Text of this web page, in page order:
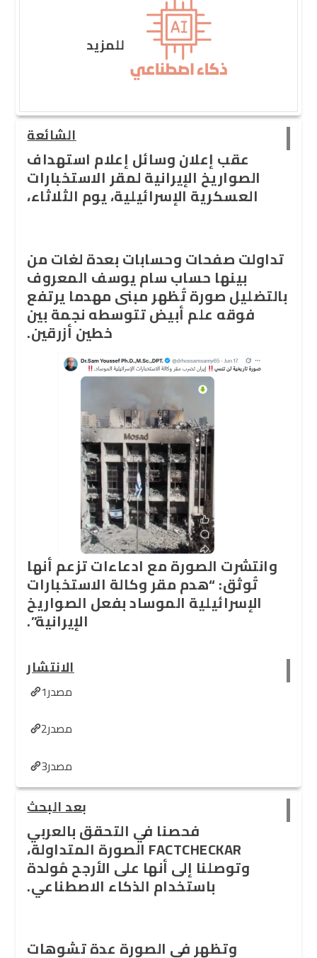
للمزيد
الشائعة
عقب إعلان وسائل إعلام استهداف
الصواريخ الإيرانية لمقر الاستخبارات
العسكرية الإسرائيلية، يوم الثلاثاء،
تداولت صفحات وحسابات بعدة لغات من
بينها حساب سام يوسف المعروف
بالتضليل صورة تُظهر مبنى مهدما يرتفع
فوقه علم أبيض تتوسطه نجمةبين
خطين أزرقين.
وانتشرت الصورة مع ادعاءات تزعم أنها
تُوثق: “هدم مقر وكالة الاستخبارات
الإسرائيلية الموساد بفعل الصواريخ
الإيرانية”.
الانتشار
مصدر1
مصدر2
مصدر3
بعد البحث
فحصنا في التحقق بالعربي
FACTCHECKAR الصورة المتداولة،
وتوصلنا إلى أنها على الأرجح مُولدة
باستخدام الذكاء الاصطناعي.
وتظهر في الصورة عدة تشوهات